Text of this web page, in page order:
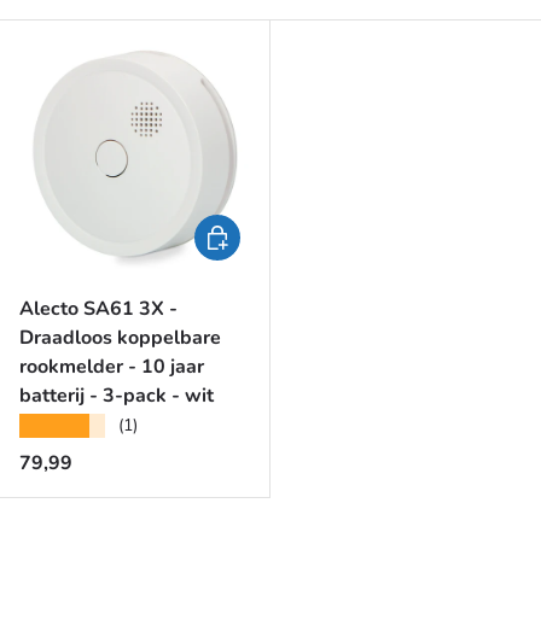
Alecto SA61 3X -
Draadloos koppelbare
rookmelder - 10 jaar
batterij - 3-pack - wit
(1)
Reguliere prijs
79,99
Toevoegen aan winkelwagen